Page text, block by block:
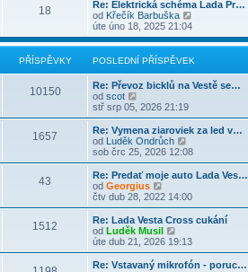
k
p
ě
v
e
k
p
ř
í
s
p
ě
v
e
k
e
d
n
í
ř
í
s
ě
v
e
k
p
o
s
l
d
n
í
ř
í
s
ě
v
e
a
z
t
p
o
s
l
d
n
í
p
ř
í
s
p
ě
v
e
k
18
Re: Elektrická schéma Lada Pr…
od Křečík Barbuška
b
r
a
t
s
l
d
n
í
í
s
v
e
úte úno 18, 2025 21:04
PŘÍSPĚVKY POSLEDNÍ PŘÍSPĚVEK
10150
Re: Převoz bicklů na Vestě se…
od scot
o
b
r
a
z
t
p
o
s
e
d
n
í
p
stř srp 05, 2026 21:19
1657
Re: Vymena ziaroviek za led v…
od Luděk Ondrůch
o
b
r
z
p
o
s
e
sob črc 25, 2026 12:08
43
Re: Predať moje auto Lada Ves…
od Georgius
o
b
r
a
z
čtv dub 28, 2022 14:00
1512
Re: Lada Vesta Cross cukání
od Luděk Musil
o
b
r
úte dub 21, 2026 19:13
Re: Vstavaný mikrofón - poruc…